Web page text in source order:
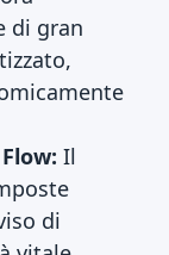
di gran
Il
di